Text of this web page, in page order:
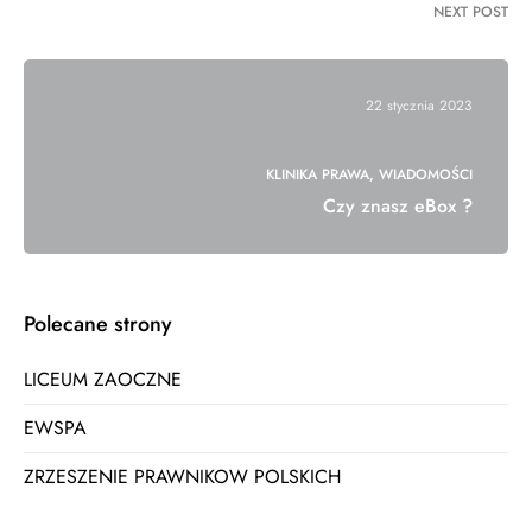
NEXT POST
22 stycznia 2023
KLINIKA PRAWA WIADOMOŚCI
Czy znasz eBox ?
Polecane strony
LICEUM ZAOCZNE
EWSPA
ZRZESZENIE PRAWNIKOW POLSKICH